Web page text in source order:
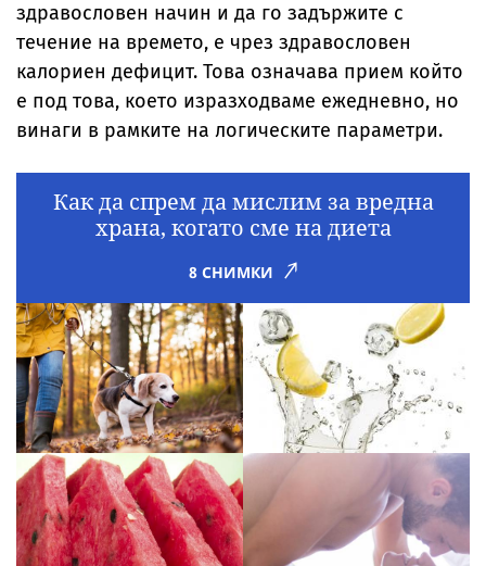
здравословен начин и да го задържите с
течение на времето, е чрез здравословен
калориен дефицит. Това означава прием който
е под това, което изразходваме ежедневно, но
винаги в рамките на логическите параметри.
Как да спрем да мислим за вредна
храна, когато сме на диета
8 СНИМКИ